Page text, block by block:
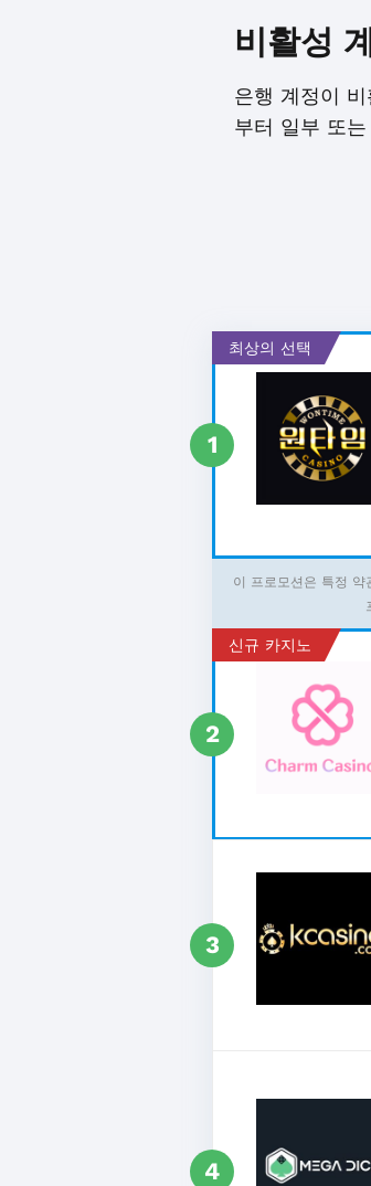
비활성
은행 계정이
부터 일부 또
최상의 선택
1
이 프로모션은 특정 약
신규 카지노
2
3
4